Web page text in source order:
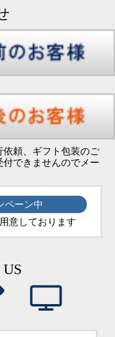
頼、ギフト包装のご
できませんのでメー
ペーン中
意しております